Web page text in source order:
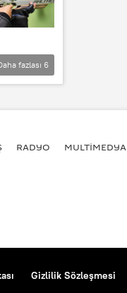
fazlası 6
RADYO MULTİMEDYA
Gizlilik Sözleşmesi